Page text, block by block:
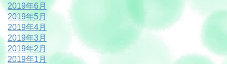
2019年6月
2019年5月
2019年4月
2019年3月
2019年2月
2019年1月